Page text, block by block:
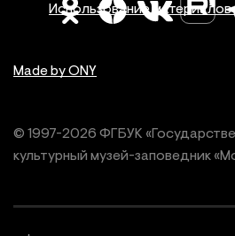
Made by ONY
© 1997-2026 ФГБУК
культурный музей-заповедник
Использование материалов